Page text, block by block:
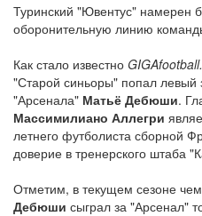
Туринский "Ювентус" намерен
оборонительную линию
Как стало известно
"Старой синьоры" попал левый
"Арсенала" Матьё Дебюши.
Массимилиано Аллегри
летнего футболиста сборной
доверие в тренерского штаба
Отметим, в текущем сезоне
Дебюши сыграл за "Арсенал"